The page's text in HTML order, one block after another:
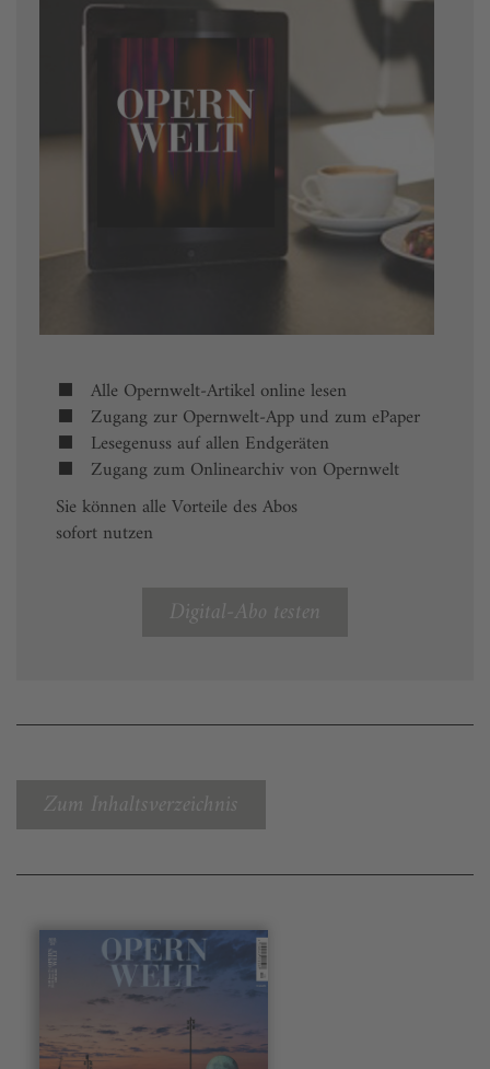
Alle Opernwelt-Artikel online lesen
Zugang zur Opernwelt-App und zum ePaper
Lesegenuss auf allen Endgeräten
Zugang zum Onlinearchiv von Opernwelt
Sie können alle Vorteile des Abos
sofort nutzen
Digital-Abo testen
Zum Inhaltsverzeichnis